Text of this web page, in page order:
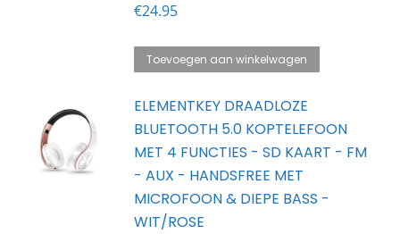
€24.95
Toevoegen aan winkelwagen
ELEMENTKEY DRAADLOZE
BLUETOOTH 5.0 KOPTELEFOON
MET 4 FUNCTIES - SD KAART - FM
- AUX - HANDSFREE MET
MICROFOON & DIEPE BASS -
WIT/ROSE